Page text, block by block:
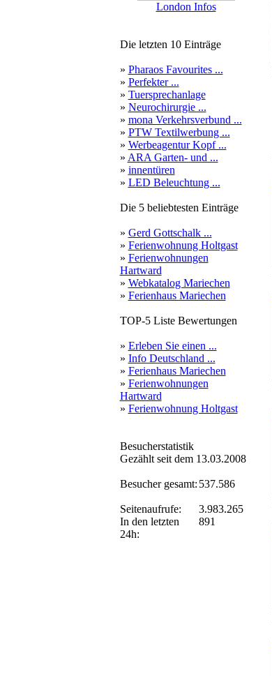
London Infos
Die letzten 10 Einträge
» Pharaos Favourites ...
» Perfekter ...
» Tuersprechanlage
» Neurochirurgie ...
» mona Verkehrsverbund ...
» PTW Textilwerbung ...
» Werbeagentur Kopf ...
» ARA Garten- und ...
» innentüren
» LED Beleuchtung ...
Die 5 beliebtesten Einträge
» Gerd Gottschalk ...
» Ferienwohnung Holtgast
» Ferienwohnungen
Hartward
» Webkatalog Mariechen
» Ferienhaus Mariechen
TOP-5 Liste Bewertungen
» Erleben Sie einen ...
» Info Deutschland ...
» Ferienhaus Mariechen
» Ferienwohnungen
Hartward
» Ferienwohnung Holtgast
Besucherstatistik
Gezählt seit dem 13.03.2008
Besucher gesamt:
Seitenaufrufe:
In den letzten
24h:
537.586
3.983.265
891